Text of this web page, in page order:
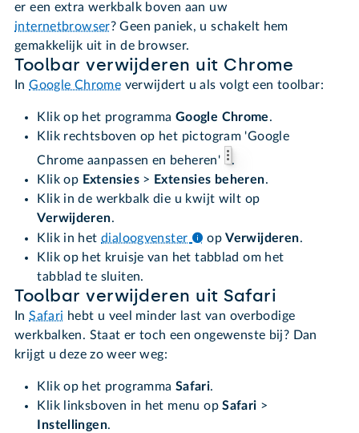
er een extra werkbalk boven aan uw
internetbrowser? Geen paniek, u schakelt hem
gemakkelijk uit in de browser.
Toolbar verwijderen uit Chrome
InGoogle Chrome verwijdert u als volgt een toolbar:
Klik op het programma Google Chrome.
Klik rechtsboven op het pictogram 'Google
Chrome aanpassen en beheren'
.
Klik op Extensies> Extensies beheren.
Klik in de werkbalk die u kwijt wilt op
Verwijderen.
Klik in hetdialoogvenster opVerwijderen.
Klik op het kruisje van het tabblad om het
tabblad te sluiten.
Toolbar verwijderen uit Safari
InSafari hebt u veel minder last van overbodige
werkbalken. Staat er toch een ongewenste bij? Dan
krijgt u deze zo weer weg:
Klik op het programma Safari.
Klik linksboven in het menu opSafari >
Instellingen.